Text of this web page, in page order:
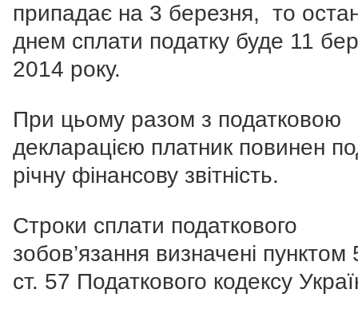
припадає на 3 березня, то
днем сплати податку буде 11
2014 року.
При цьому разом з податковою
декларацією платник повинен
річну фінансову звітність.
Строки сплати податкового
зобов’язання визначені пунктом
ст. 57 Податкового кодексу